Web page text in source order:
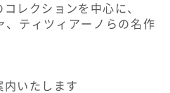
レクションを中心に、
、ティツィアーノらの名作
内いたします